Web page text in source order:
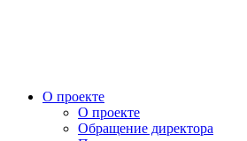
О проекте
О проекте
Обращение директора